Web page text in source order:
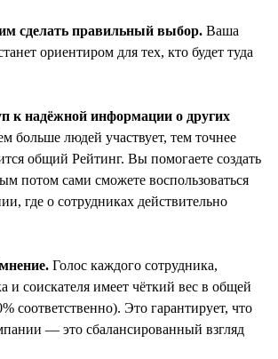
сделать правильный выбор. Ваша
ориентиром для тех, кто будет туда
к надёжной информации о других
больше людей участвует, тем точнее
общий Рейтинг. Вы помогаете создать
потом сами сможете воспользоваться
где о сотрудниках действительно
Голос каждого сотрудника,
и соискателя имеет чёткий вес в общей
соответственно). Это гарантирует, что
— это сбалансированный взгляд